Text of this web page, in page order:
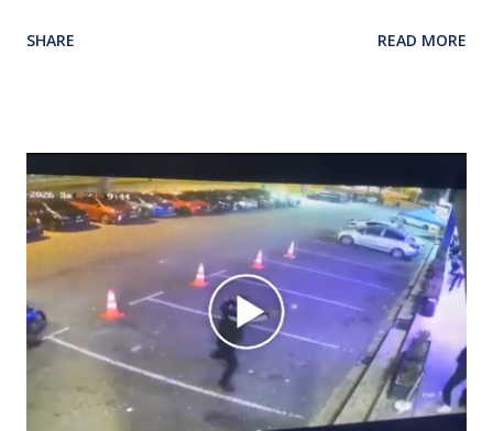
antara seorang lelaki warga asing dengan pemandu Grab
Grab bertindak mempertahankan wanita terbabit sebelum
berlaku pertikaman lidah antara kedua-dua pihak. Video
berkenaan kini tular di media sosial dan mendapat pelbagai
reaksi orang ramai. Antara komen orang awam yang tular di
media sosial mengenai insiden tersebut ialah ramai yang
meluahkan rasa marah terhadap tindakan lelaki berkenaan
serta memuji pemandu Grab kerana campur tangan.
Sebahagian netizen turut meminta pihak berkuasa
mengambil tindakan tegas, manakala ada yang bersimpati
SHARE READ MORE